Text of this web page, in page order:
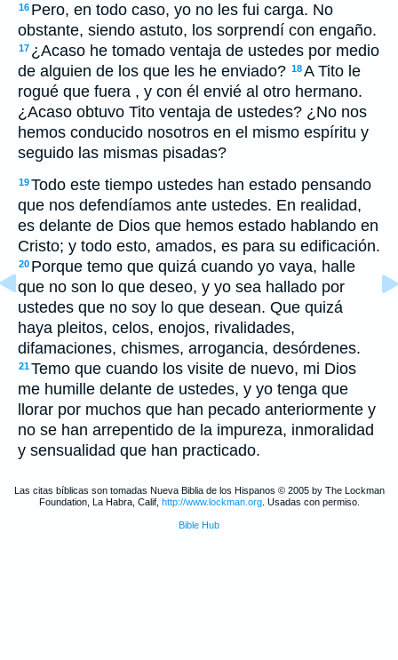
16 Pero, en todo caso, yo no les fui carga. No
obstante, siendo astuto, los sorprendí con engaño.
17 ¿Acaso he tomado ventaja de ustedes por medio
de alguien de los que les he enviado? 18A Tito le
rogué que fuera , y con él envié al otro hermano.
¿Acaso obtuvo Tito ventaja de ustedes? ¿No nos
hemos conducido nosotros en el mismo espíritu y
seguido las mismas pisadas?
19Todo este tiempo ustedes han estado pensando
que nos defendíamos ante ustedes. En realidad,
es delante de Dios que hemos estado hablando en
Cristo; y todo esto, amados, es para su edificación.
20 Porque temo que quizá cuando yo vaya, halle
que no son lo que deseo, y yo sea hallado por
ustedes que no soy lo que desean. Que quizá
haya pleitos, celos, enojos, rivalidades,
difamaciones, chismes, arrogancia, desórdenes.
21Temo que cuando los visite de nuevo, mi Dios
me humille delante de ustedes, y yo tenga que
llorar por muchos que han pecado anteriormente y
no se han arrepentido de la impureza, inmoralidad
y sensualidad que han practicado.
Las citas bíblicas son tomadas Nueva Biblia de los Hispanos © 2005 by The Lockman
Foundation, La Habra, Calif, http://www.lockman.org. Usadas con permiso.
Bible Hub